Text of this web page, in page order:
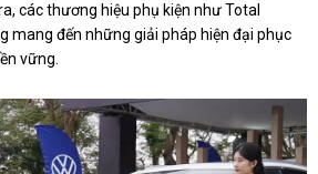
các thương hiệu phụ kiện như Total
mang đến những giải pháp hiện đại phục
vững.